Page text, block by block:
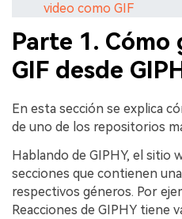
video como GIF
Parte 1.
GIF desde
En esta sección se explica
de uno de los repositorios
Hablando de GIPHY, el sitio
secciones que contienen
respectivos géneros. Por
Reacciones de GIPHY tiene